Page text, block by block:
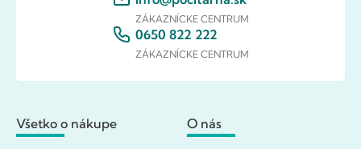
ZÁKAZNÍCKE CENTRUM
0650 822 222
ZÁKAZNÍCKE CENTRUM
Všetko o nákupe O nás